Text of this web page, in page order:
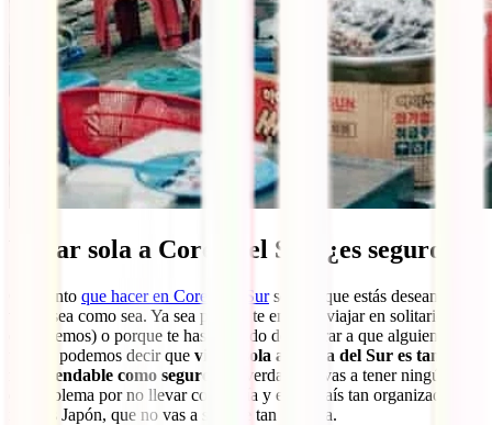
Viajar sola a Corea del Sur, ¿es seguro?
Con tanto que hacer en Corea del Surseguro que estás deseando
viajar sea como sea. Ya sea porque te encanta viajar en solitario (te
entendemos) o porque te has cansado de esperar a que alguien se te
una, te podemos decir que viajar sola a Corea del Sur es tan
recomendable como seguro
. De verdad, no vas a tener ningún tipo
de problema por no llevar compañía y es un país tan organizado, a
niveles Japón, que no vas a sentirte tan perdida.